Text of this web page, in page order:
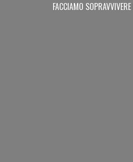
FACCIAMO SOPRAVVIVERE